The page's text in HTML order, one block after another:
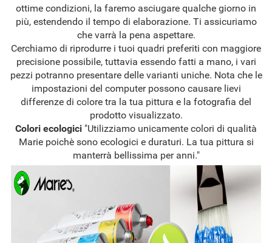
ottime condizioni, la faremo asciugare qualche giorno in
più, estendendo il tempo di elaborazione. Ti assicuriamo
che varrà la pena aspettare.
Cerchiamo di riprodurre i tuoi quadri preferiti con maggiore
precisione possibile, tuttavia essendo fatti a mano, i vari
pezzi potranno presentare delle varianti uniche. Nota che le
impostazioni del computer possono causare lievi
differenze di colore tra la tua pittura e la fotografia del
prodotto visualizzato.
Colori ecologici "Utilizziamo unicamente colori di qualità
Marie poichè sono ecologici e duraturi. La tua pittura si
manterrà bellissima per anni."